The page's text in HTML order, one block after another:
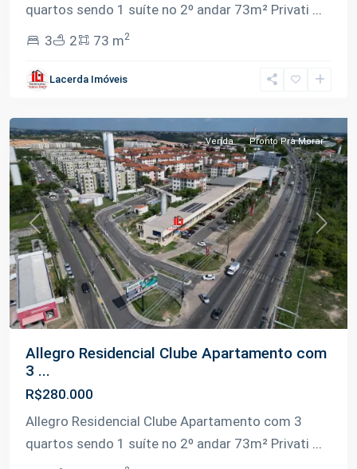
quartos sendo 1 suíte no 2º andar 73m² Privati ...
3
2 73 m2
Lacerda Imóveis
Colônia
Nova,
Previous Next
Venda Pronto Pra Morar
Allegro Residencial Clube Apartamento com
3 ...
R$280.000
Allegro Residencial Clube Apartamento com 3
quartos sendo 1 suíte no 2º andar 73m² Privati ...